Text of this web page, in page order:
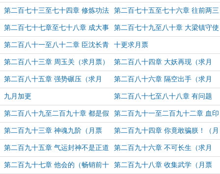
第二百七十三至七十四章 修炼功法
（二合一章节 求月票）
第二百七十五至七十六章 往前两三
百年查一查（二合一章节 求月票）
第二百七十七章至七十八章 成大事
者不拘小节（二合一章节 求月票）
第二百七十九至八十章 大梁镇守使
（二合一章节 求月票）
第二百八十一至八十二章 臣沈长青
奉命而来（二合一章节 求月票）
十更求月票
第二百八十三章 周玉关（求月票） 第二百八十四章 大妖再现（求月
票）
第二百八十五章 强势碾压（求月
票）
第二百八十六章 隔空出手（求月
票）
九月加更 第二百八十七至八十八章 有问题
（二合一 求月票）
第二百八十九至二百九十章 都是假
的（二合一 求月票）
第二百九十一至二百九十二章 血印
（二合一章节 月票及畅销加更）
第二百九十三章 神魂九阶（月票
24300加更）
第二百九十四章 你竟敢骗朕！（月
票24800加更）
第二百九十五章 气运封神不是正道
（求月票）
第二百九十六章 不可长生（求月
票）
第二百九十七章 他会的（畅销前十 第二百九十八章 收集武学（月票